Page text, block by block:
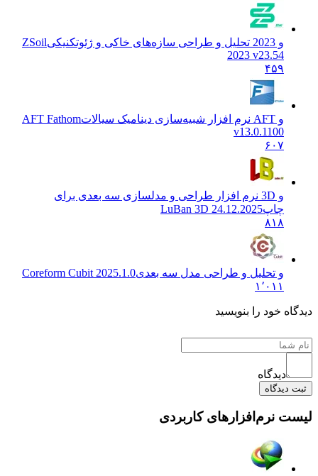
و 2023 تحلیل و طراحی سازه‌های خاکی و ژئوتکنیکی
ZSoil
2023 v23.54
۴۵۹
و AFT نرم افزار شبیه‌سازی دینامیک سیالات
AFT Fathom
v13.0.1100
۶۰۷
و 3D نرم افزار طراحی و مدلسازی سه بعدی برای
چاپLuBan 3D 24.12.2025
۸۱۸
و تحلیل و طراحی مدل سه بعدیCoreform Cubit 2025.1.0
۱٬۰۱۱
دیدگاه خود را بنویسید
دیدگاه
ثبت دیدگاه
لیست نرم‌افزارهای کاربردی